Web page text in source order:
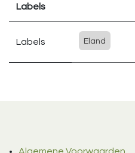
Labels
Labels Eland